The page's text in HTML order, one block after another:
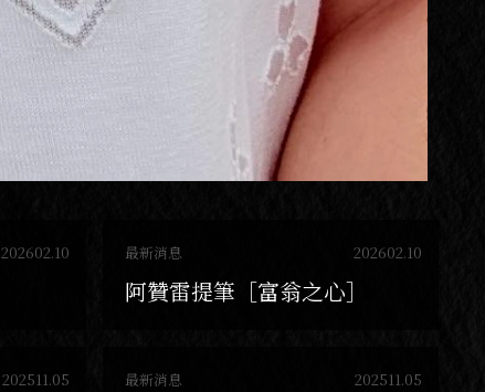
202602.10 202602.10
最新消息
阿贊雷提筆［富翁之心］
202511.05 202511.05
最新消息